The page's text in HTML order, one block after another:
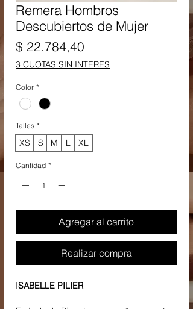
Remera Hombros
Descubiertos de Mujer
$ 22.784,40
3 CUOTAS SIN INTERES
Color *
Talles *
XS S M L XL
Cantidad *
Agregar al carrito
Realizar compra
ISABELLE PILIER